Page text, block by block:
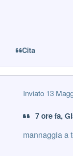
Cita
Inviato 13
7 ore fa,
mannaggia a